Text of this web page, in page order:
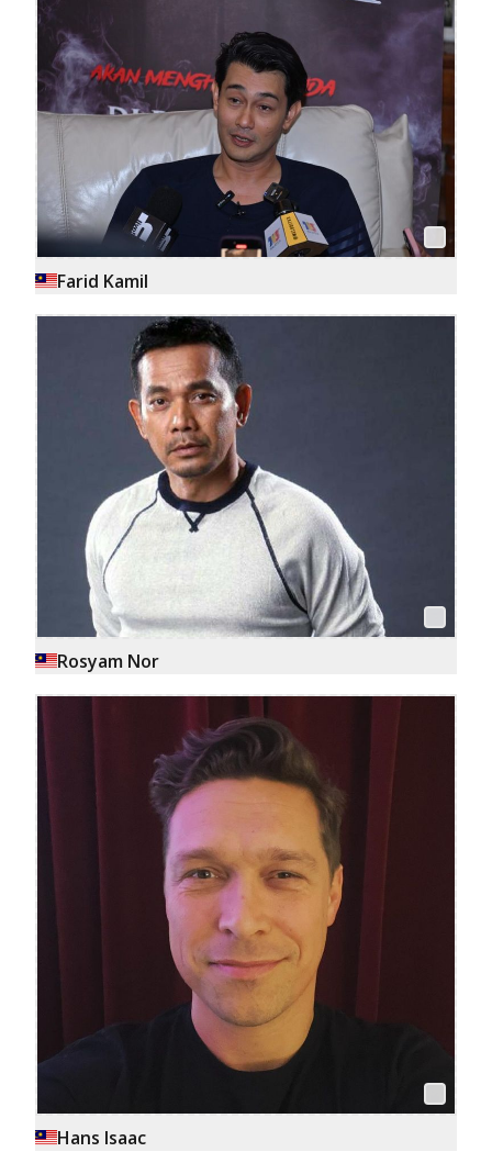
Farid Kamil
Rosyam Nor
Hans Isaac